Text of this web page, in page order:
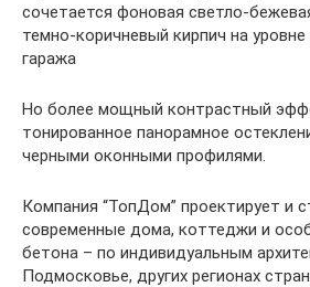
сочетается фоновая светло-
темно-коричневый кирпич на
гаража
Но более мощный контрастный
тонированное панорамное
черными оконными профилями.
Компания “ТопДом” проектирует и
современные дома, коттеджи и
бетона – по индивидуальным
Подмосковье, других регионах